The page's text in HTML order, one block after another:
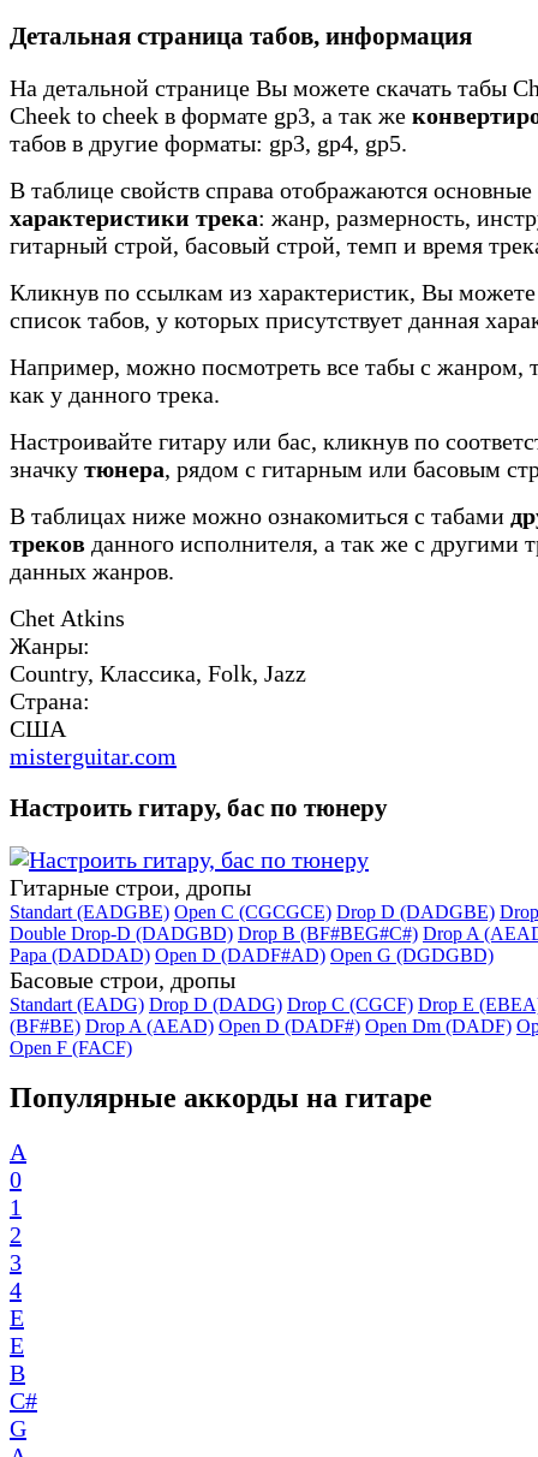
Детальная страница табов, информация
На детальной странице Вы можете скачать табы
Cheek to cheek в формате gp3, а так же
табов в другие форматы: gp3, gp4, gp5.
В таблице свойств справа отображаются основные
характеристики трека: жанр, размерность,
гитарный строй, басовый строй, темп и время
Кликнув по ссылкам из характеристик, Вы
список табов, у которых присутствует данная
Например, можно посмотреть все табы с жанром,
как у данного трека.
Настроивайте гитару или бас, кликнув по
значку тюнера, рядом с гитарным или басовым
В таблицах ниже можно ознакомиться с табами
треков данного исполнителя, а так же с другими
данных жанров.
Chet Atkins
Жанры:
Country, Классика, Folk, Jazz
Страна:
США
misterguitar.com
Настроить гитару, бас по тюнеру
Гитарные строи, дропы
Standart (EADGBE) Open C (CGCGCE) Drop D (DADGBE)
Double Drop-D (DADGBD) Drop B (BF#BEG#C#) Drop A
Papa (DADDAD) Open D (DADF#AD) Open G (DGDGBD)
Басовые строи, дропы
Standart (EADG) Drop D (DADG) Drop C (CGCF) Drop E
(BF#BE) Drop A (AEAD) Open D (DADF#) Open Dm (DADF)
Open F (FACF)
Популярные аккорды на гитаре
A
0
1
2
3
4
E
E
B
C#
G